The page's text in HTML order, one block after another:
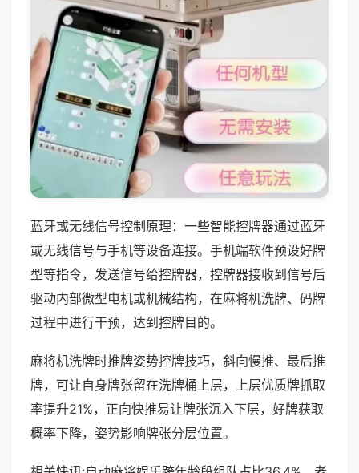
蓝牙或无线信号控制原理：一些智能控牌器通过蓝牙
或无线信号与手机等设备连接。手机端软件预设好牌
型等指令，发送信号给控牌器，控牌器接收到信号后
驱动内部微型电机或机械结构，在麻将机洗牌、码牌
过程中进行干预，达到控牌目的。
麻将机洗牌时推牌姿势控牌技巧，斜向慢推、最后推
牌，可让自身牌张留在洗牌桶上层，上层优质牌抓取
率提升21%，正向快推易让牌张沉入下层，好牌获取
概率下降，姿势影响牌张分层位置。